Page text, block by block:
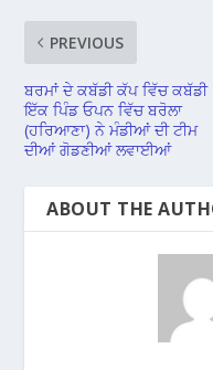
PREVIOUS
ਬਰਮਾਂ ਦੇ ਕਬੱਡੀ ਕੱਪ ਵਿੱਚ ਕਬੱਡੀ
ਇੱਕ ਪਿੰਡ ਓਪਨ ਵਿੱਚ ਬਰੋਲਾ
(ਹਰਿਆਣਾ) ਨੇ ਮੰਡੀਆਂ ਦੀ ਟੀਮ
ਦੀਆਂ ਗੋਡਣੀਆਂ ਲਵਾਈਆਂ
ABOUT THE